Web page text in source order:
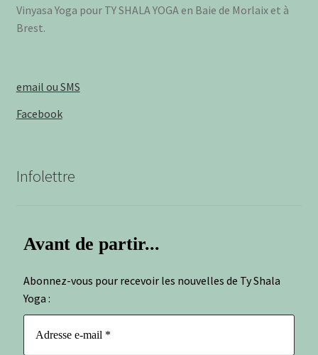
Vinya­sa Yoga pour TY SHALA YOGA en Baie de Mor­laix et à
Brest.
email ou SMS
Facebook
Infolettre
Avant de partir...
Abonnez-vous pour recevoir les nouvelles de Ty Shala
Yoga :